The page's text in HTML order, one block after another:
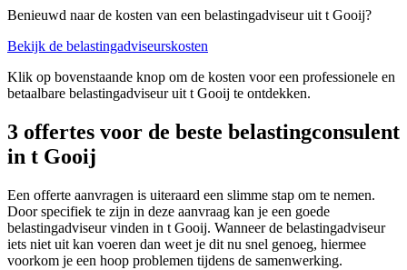
Benieuwd naar de kosten van een belastingadviseur uit t Gooij?
Bekijk de belastingadviseurskosten
Klik op bovenstaande knop om de kosten voor een professionele en
betaalbare belastingadviseur uit t Gooij te ontdekken.
3 offertes voor de beste belastingconsulent
in t Gooij
Een offerte aanvragen is uiteraard een slimme stap om te nemen.
Door specifiek te zijn in deze aanvraag kan je een goede
belastingadviseur vinden in t Gooij. Wanneer de belastingadviseur
iets niet uit kan voeren dan weet je dit nu snel genoeg, hiermee
voorkom je een hoop problemen tijdens de samenwerking.